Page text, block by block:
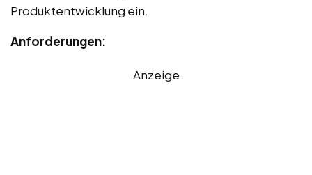
Produktentwicklung ein.
Anforderungen:
Anzeige